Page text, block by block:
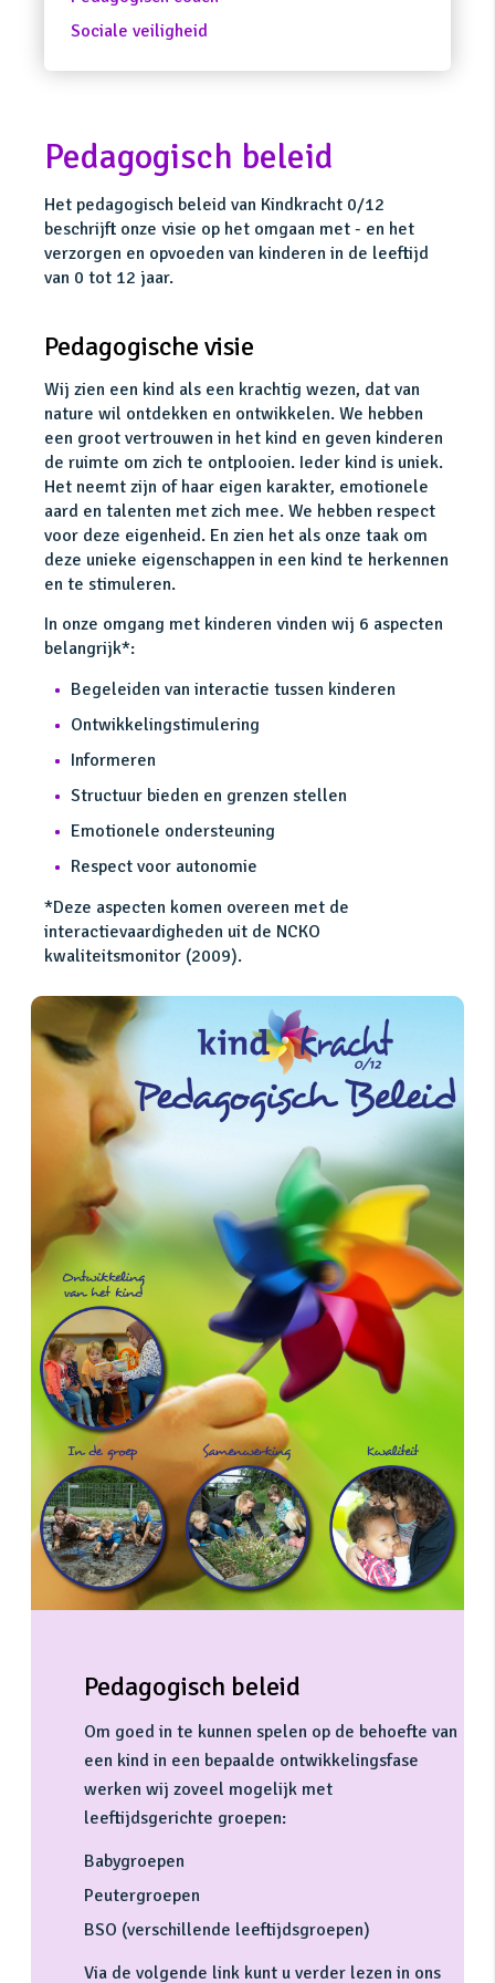
Sociale veiligheid
Pedagogisch beleid
Het pedagogisch beleid van Kindkracht 0/12
beschrijft onze visie op het omgaan met - en het
verzorgen en opvoeden van kinderen in de leeftijd
van 0 tot 12 jaar.
Pedagogische visie
Wij zien een kind als een krachtig wezen, dat van
nature wil ontdekken en ontwikkelen. We hebben
een groot vertrouwen in het kind en geven kinderen
de ruimte om zich te ontplooien. Ieder kind is uniek.
Het neemt zijn of haar eigen karakter, emotionele
aard en talenten met zich mee. We hebben respect
voor deze eigenheid. En zien het als onze taak om
deze unieke eigenschappen in een kind te herkennen
en te stimuleren.
In onze omgang met kinderen vinden wij 6 aspecten
belangrijk*:
Begeleiden van interactie tussen kinderen
Ontwikkelingstimulering
Informeren
Structuur bieden en grenzen stellen
Emotionele ondersteuning
Respect voor autonomie
*Deze aspecten komen overeen met de
interactievaardigheden uit de NCKO
kwaliteitsmonitor (2009).
Pedagogisch beleid
Om goed in te kunnen spelen op de behoefte van
een kind in een bepaalde ontwikkelingsfase
werken wij zoveel mogelijk met
leeftijdsgerichte groepen:
Babygroepen
Peutergroepen
BSO (verschillende leeftijdsgroepen)
Via de volgende link kunt u verder lezen in ons